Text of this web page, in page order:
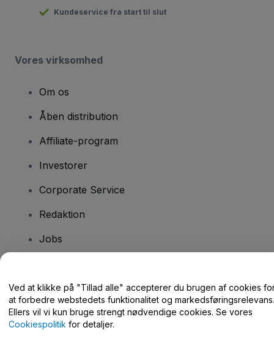
Kundeservice fra start til slut
Vores virksomhed
Om os
Åben distribution
Affiliate-program
Investorer
Corporate Service
Redaktion
Jobs
Har du spørgsmål?
Hjælpecenter / Kontakt os
Ved at klikke på "Tillad alle" accepterer du brugen af cookies
at forbedre webstedets funktionalitet og markedsføringsrelevans.
Ellers vil vi kun bruge strengt nødvendige cookies. Se vores
Cookiespolitik for detaljer.